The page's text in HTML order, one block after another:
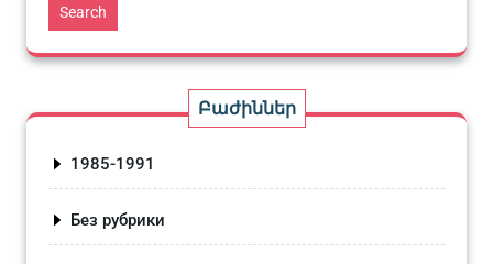
Search
Բաժիններ
1985-1991
Без рубрики